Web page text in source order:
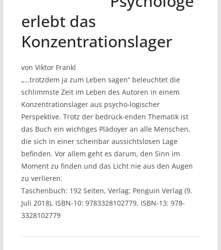
erlebt das
Konzentrationslager
von Viktor Frankl
„…trotzdem ja zum Leben sagen“ beleuchtet die
schlimmste Zeit im Leben des Autoren in einem
Konzentrationslager aus psycho-logischer
Perspektive. Trotz der bedrück-enden Thematik ist
das Buch ein wichtiges Plädoyer an alle Menschen,
die sich in einer scheinbar aussichtslosen Lage
befinden. Vor allem geht es darum, den Sinn im
Moment zu finden und das Licht nie aus den Augen
zu verlieren.
Taschenbuch: 192 Seiten, Verlag: Penguin Verlag (9.
Juli 2018), ISBN-10: 9783328102779, ISBN-13: 978-
3328102779